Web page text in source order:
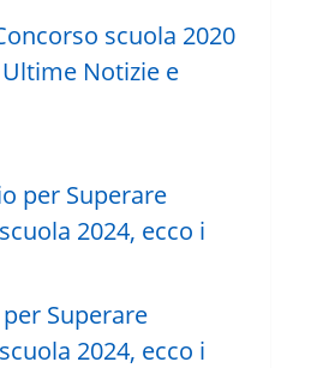
scuola 2020
Notizie e
Superare
2024, ecco i